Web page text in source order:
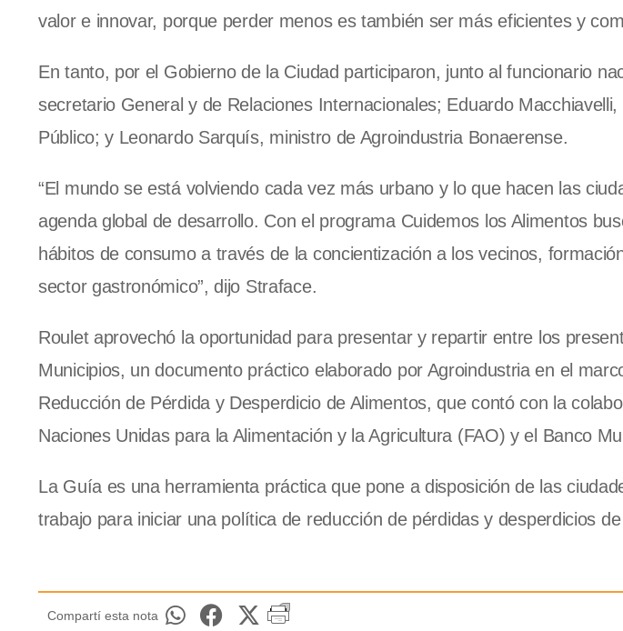
valor e innovar, porque perder menos es también ser más eficientes y
En tanto, por el Gobierno de la Ciudad participaron, junto al funcionario
secretario General y de Relaciones Internacionales; Eduardo
Público; y Leonardo Sarquís, ministro de Agroindustria Bonaerense.
“El mundo se está volviendo cada vez más urbano y lo que hacen las
agenda global de desarrollo. Con el programa Cuidemos los Alimentos
hábitos de consumo a través de la concientización a los vecinos,
sector gastronómico”, dijo Straface.
Roulet aprovechó la oportunidad para presentar y repartir entre los
Municipios, un documento práctico elaborado por Agroindustria en el
Reducción de Pérdida y Desperdicio de Alimentos, que contó con la
Naciones Unidas para la Alimentación y la Agricultura (FAO) y el Banco
La Guía es una herramienta práctica que pone a disposición de las
trabajo para iniciar una política de reducción de pérdidas y desperdicios
Compartí esta nota